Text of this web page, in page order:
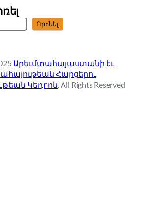
S
e
c
h
Որոնել
Արեւմտահայաստանի եւ
Հարցերու
Կեդրոն. All Rights Reserved